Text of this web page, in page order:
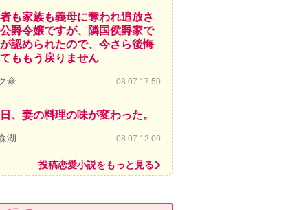
も家族も義母に奪われ追放さ
爵令嬢ですが、隣国侯爵家で
認められたので、今さら後悔
ももう戻りません
傘 08.07 17:50
、妻の料理の味が変わった。
湖 08.07 12:00
投稿恋愛小説をもっと見る